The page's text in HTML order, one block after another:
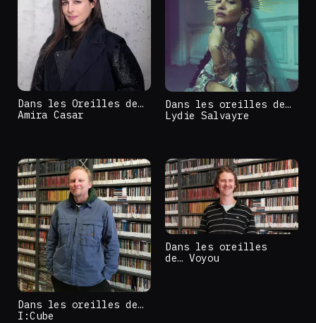
Dans les Oreilles de…
Amira Casar
Dans les oreilles de…
Lydie Salvayre
Dans les oreilles de…
I:Cube
Dans les oreilles
de… Voyou